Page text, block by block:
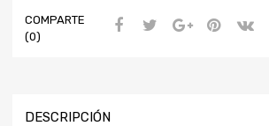
COMPARTE
(0)
DESCRIPCIÓN